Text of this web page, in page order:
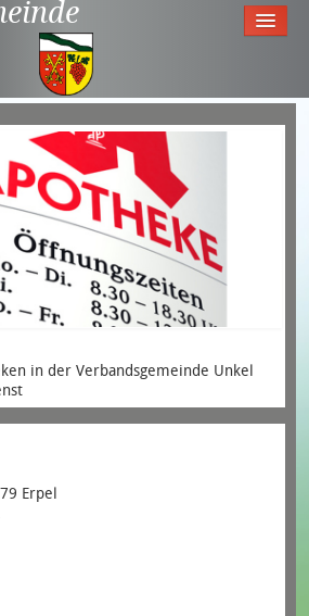
in der Verbandsgemeinde Unkel
Erpel